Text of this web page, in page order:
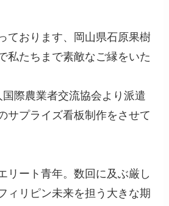
ております、岡山県石原果樹
私たちまで素敵なご縁をいた
際農業者交流協会より派遣
サプライズ看板制作をさせて
リート青年。数回に及ぶ厳し
ィリピン未来を担う大きな期